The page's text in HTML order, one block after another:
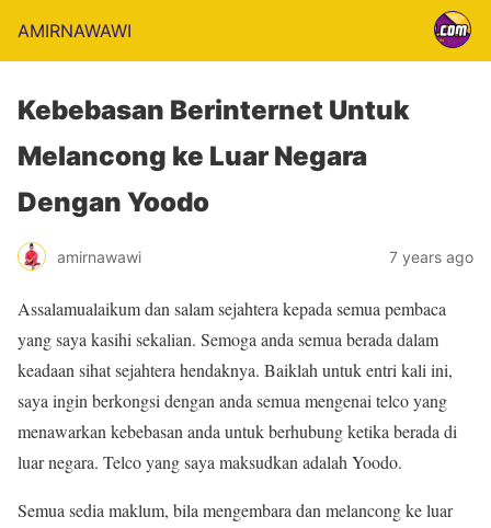
AMIRNAWAWI
Kebebasan Berinternet Untuk
Melancong ke Luar Negara
Dengan Yoodo
amirnawawi 7 years ago
Assalamualaikum dan salam sejahtera kepada semua pembaca
yang saya kasihi sekalian. Semoga anda semua berada dalam
keadaan sihat sejahtera hendaknya. Baiklah untuk entri kali ini,
saya ingin berkongsi dengan anda semua mengenai telco yang
menawarkan kebebasan anda untuk berhubung ketika berada di
luar negara. Telco yang saya maksudkan adalah Yoodo.
Semua sedia maklum, bila mengembara dan melancong ke luar